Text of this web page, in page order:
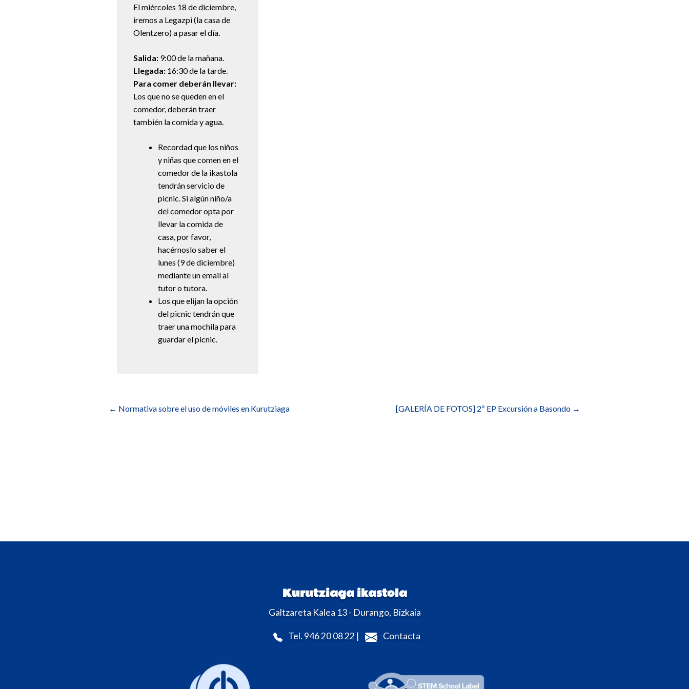
El miércoles 18 de diciembre,
iremos a Legazpi (la casa de
Olentzero) a pasar el día.
Salida: 9:00 de la mañana.
Llegada: 16:30 de la tarde.
Para comer deberán llevar:
Los que no se queden en el
comedor, deberán traer
también la comida y agua.
Recordad que los niños
y niñas que comen en el
comedor de la ikastola
tendrán servicio de
picnic. Si algún niño/a
del comedor opta por
llevar la comida de
casa, por favor,
hacérnoslo saber el
lunes (9 de diciembre)
mediante un email al
tutor o tutora.
Los que elijan la opción
del picnic tendrán que
traer una mochila para
guardar el picnic.
de
← Normativa sobre el uso de móviles en Kurutziaga [GALERÍA DE FOTOS] 2º EP Excursión a Basondo →
Kurutziaga ikastola
Galtzareta Kalea 13 - Durango, Bizkaia
Tel. 946 20 08 22 | Contacta